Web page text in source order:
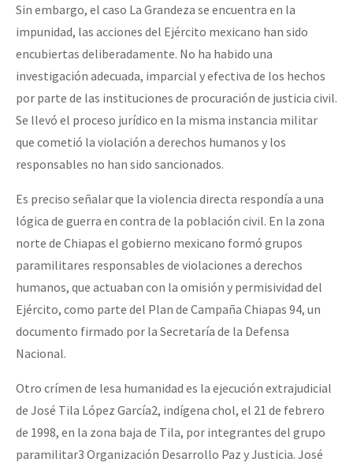
Sin embargo, el caso La Grandeza se encuentra en la
impunidad, las acciones del Ejército mexicano han sido
encubiertas deliberadamente. No ha habido una
investigación adecuada, imparcial y efectiva de los hechos
por parte de las instituciones de procuración de justicia civil.
Se llevó el proceso jurídico en la misma instancia militar
que cometió la violación a derechos humanos y los
responsables no han sido sancionados.
Es preciso señalar que la violencia directa respondía a una
lógica de guerra en contra de la población civil. En la zona
norte de Chiapas el gobierno mexicano formó grupos
paramilitares responsables de violaciones a derechos
humanos, que actuaban con la omisión y permisividad del
Ejército, como parte del Plan de Campaña Chiapas 94, un
documento firmado por la Secretaría de la Defensa
Nacional.
Otro crímen de lesa humanidad es la ejecución extrajudicial
de José Tila López García2, indígena chol, el 21 de febrero
de 1998, en la zona baja de Tila, por integrantes del grupo
paramilitar3 Organización Desarrollo Paz y Justicia. José